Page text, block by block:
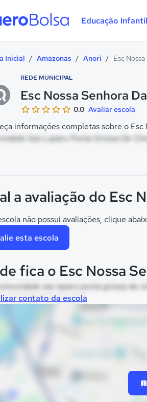
Educação Infantil
Inicial / Amazonas / Anori / Esc
REDE MUNICIPAL
Esc Nossa Senhora
0.0 Avaliar escola
informações completas sobre o Esc
Sao Lazaro Ponta Grossa De
a avaliação do Esc
não possui avaliações, clique
esta escola
fica o Esc Nossa
sao lazaro ponta grossa de
contato da escola